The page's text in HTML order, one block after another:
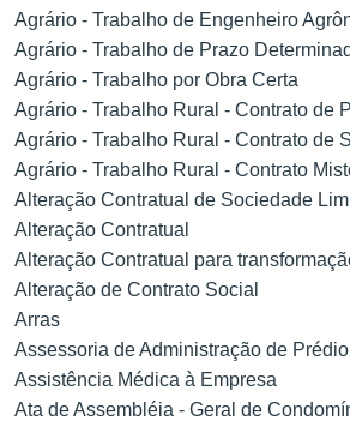
Agrário - Trabalho de Engenheiro
Agrário - Trabalho de Prazo
Agrário - Trabalho por Obra Certa
Agrário - Trabalho Rural - Contrato de
Agrário - Trabalho Rural - Contrato de
Agrário - Trabalho Rural - Contrato
Alteração Contratual de Sociedade
Alteração Contratual
Alteração Contratual para
Alteração de Contrato Social
Arras
Assessoria de Administração de
Assistência Médica à Empresa
Ata de Assembléia - Geral de